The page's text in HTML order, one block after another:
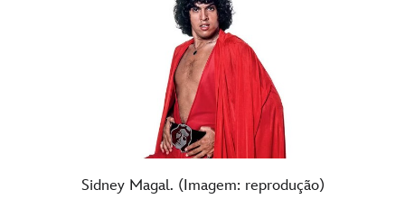
Sidney Magal. (Imagem: reprodução)